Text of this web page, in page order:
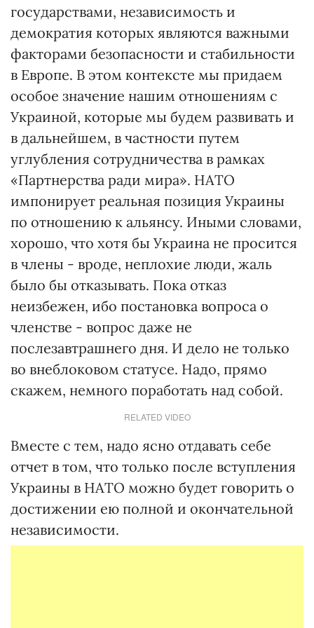
государствами, независимость и
демократия которых являются важными
факторами безопасности и стабильности
в Европе. В этом контексте мы придаем
особое значение нашим отношениям с
Украиной, которые мы будем развивать и
в дальнейшем, в частности путем
углубления сотрудничества в рамках
«Партнерства ради мира». НАТО
импонирует реальная позиция Украины
по отношению к альянсу. Иными словами,
хорошо, что хотя бы Украина не просится
в члены - вроде, неплохие люди, жаль
было бы отказывать. Пока отказ
неизбежен, ибо постановка вопроса о
членстве - вопрос даже не
послезавтрашнего дня. И дело не только
во внеблоковом статусе. Надо, прямо
скажем, немного поработать над собой.
RELATED VIDEO
Вместе с тем, надо ясно отдавать себе
отчет в том, что только после вступления
Украины в НАТО можно будет говорить о
достижении ею полной и окончательной
независимости.